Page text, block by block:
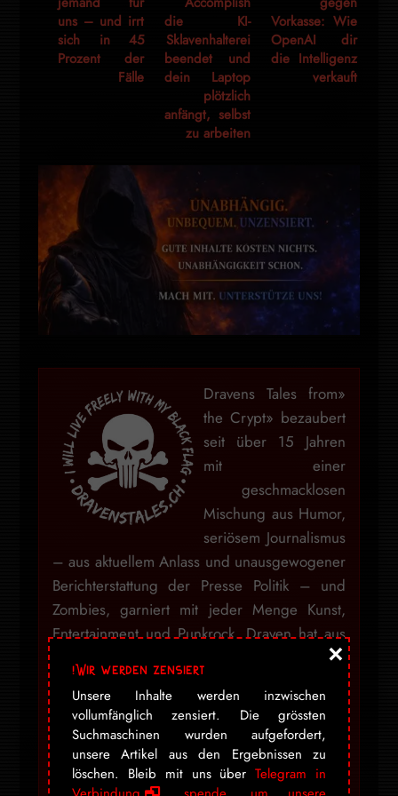
uns – und irrt
sich in 45
Prozent der
Fälle
die KI-
Sklavenhalterei
beendet und
dein Laptop
plötzlich
anfängt, selbst
zu arbeiten
Vorkasse: Wie
OpenAI dir
die Intelligenz
verkauft
«Dravens Tales from
the Crypt» bezaubert
seit über 15 Jahren
mit einer
geschmacklosen
Mischung aus Humor,
seriösem Journalismus
– aus aktuellem Anlass und unausgewogener
Berichterstattung der Presse Politik – und
Zombies, garniert mit jeder Menge Kunst,
Entertainment und Punkrock. Draven hat aus
seinem Hobby eine beliebte Marke gemacht,
welche sich nicht einordnen lässt.
Mein Blog war niemals darauf ausgelegt
Nachrichten zu verbreiten, geschweige denn
politisch zu werden, doch mit dem aktuellen
Wir werden zensiert!
Unsere Inhalte werden inzwischen
vollumfänglich zensiert. Die grössten
Suchmaschinen wurden aufgefordert,
unsere Artikel aus den Ergebnissen zu
löschen. Bleib mit uns überTelegram in
×